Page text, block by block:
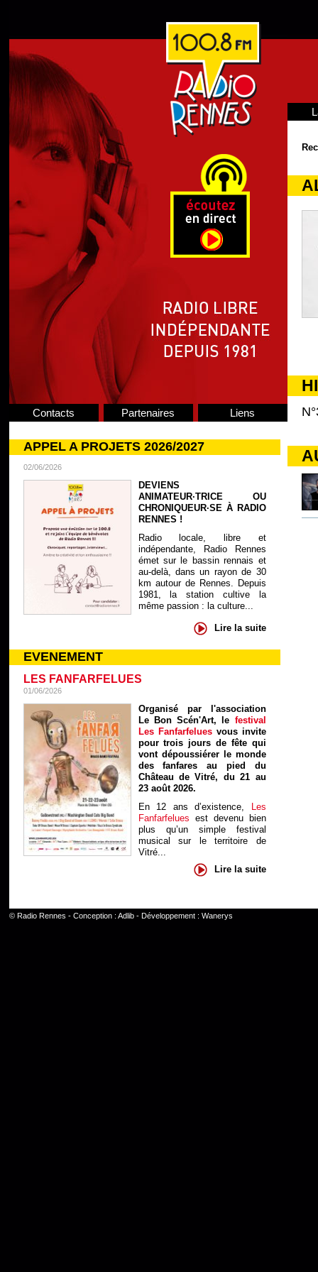
Contacts Partenaires Liens
APPEL A PROJETS 2026/2027
02/06/2026
DEVIENS
ANIMATEUR·TRICE OU
CHRONIQUEUR·SE À RADIO
RENNES !
Radio locale, libre et
indépendante, Radio Rennes
émet sur le bassin rennais et
au-delà, dans un rayon de 30
km autour de Rennes. Depuis
1981, la station cultive la
même passion : la culture...
Lire la suite
EVENEMENT
LES FANFARFELUES
01/06/2026
Organisé par l'association
Le Bon Scén'Art, le festival
Les Fanfarfelues vous invite
pour trois jours de fête qui
vont dépoussiérer le monde
des fanfares au pied du
Château de Vitré, du 21 au
23 août 2026.
En 12 ans d’existence, Les
Fanfarfelues est devenu bien
plus qu’un simple festival
musical sur le territoire de
Vitré...
Lire la suite
© Radio Rennes - Conception : Adlib- Développement : Wanerys